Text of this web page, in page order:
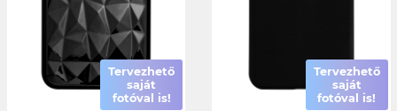
Tervezhető
saját
fotóval is!
Tervezhető
saját
fotóval is!